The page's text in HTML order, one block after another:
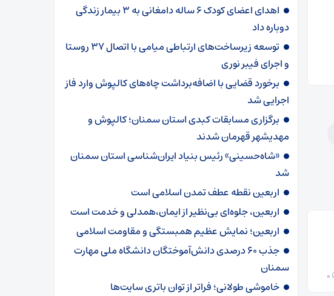
۰
اهدای اعضای کودک ۶ ساله دامغانی به ۳ بیمار زندگی
دوباره داد
توسعه زیرساخت‌های ارتباطی میامی با اتصال ۳۷ روستا
و اجرای فیبر نوری
برخورد قضایی با اضافه‌برداشت چاه‌های کالپوش وارد فاز
اجرایی شد
برگزاری مسابقات کبدی استان سمنان؛ کالپوش و
مهدیشهر قهرمان شدند
«شاه‌حسینی» رئیس بنیاد ایران‌شناسی استان سمنان
شد
اربعین نقطه عطف تمدن اسلامی است
اربعین، جلوه‌ای بی‌نظیر از ایمان،همدلی و خدمت است
اربعین؛ نمایش عظیم همبستگی و مقاومت اسلامی
جذب ۶۰ درصدی دانش‌آموختگان دانشگاه ملی مهارت
سمنان
خاموشی طولانی؛ فراتر از توان باتری سایت‌ها